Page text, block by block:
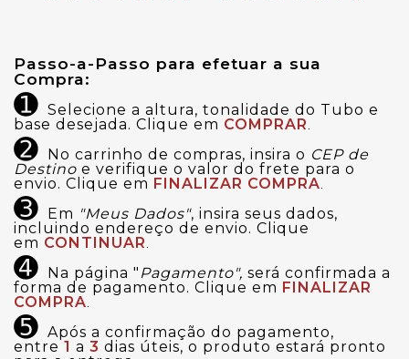
Passo-a-Passo para efetuar a sua
Compra:
➊ Selecione a altura, tonalidade do Tubo e
base desejada. Clique em COMPRAR.
➋ No carrinho de compras, insira o CEP de
Destino e verifique o valor do frete para o
envio. Clique em FINALIZAR COMPRA.
➌ Em "Meus Dados", insira seus dados,
incluindo endereço de envio. Clique
em CONTINUAR.
➍ Na página " Pagamento", será confirmada a
forma de pagamento. Clique em FINALIZAR
COMPRA.
➎ Após a confirmação do pagamento,
entre 1 a 3 dias úteis, o produto estará pronto